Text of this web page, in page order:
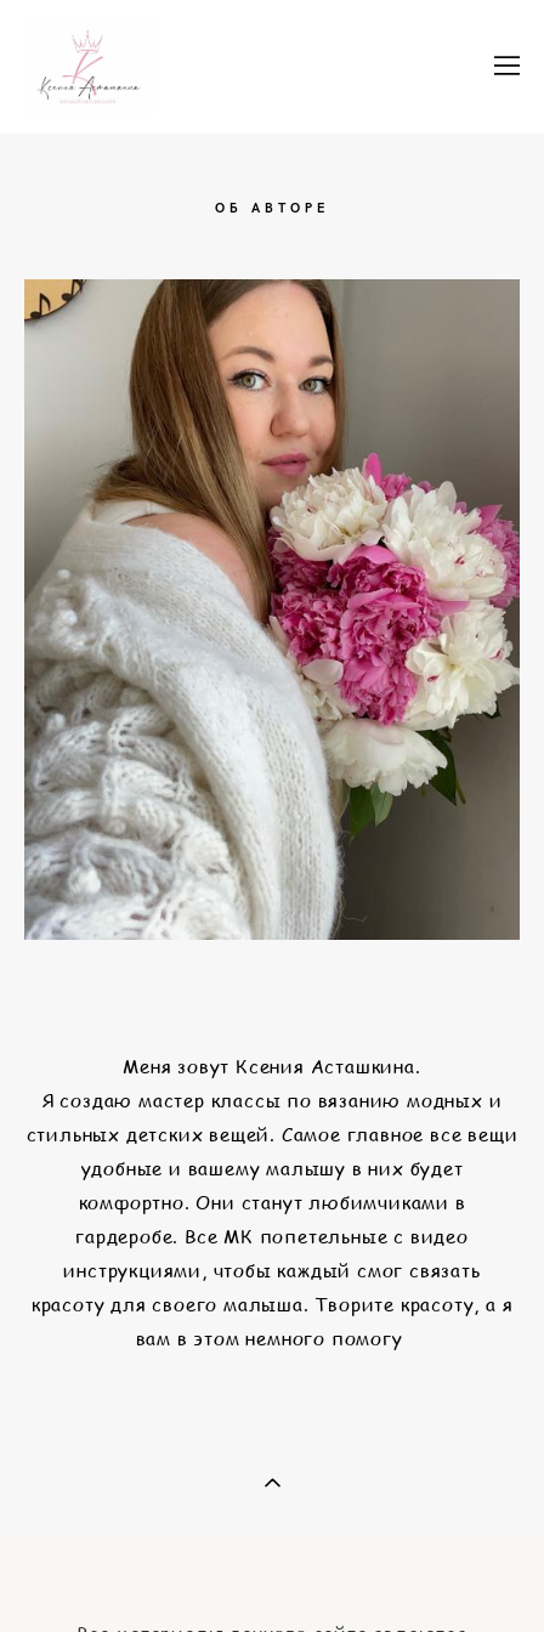
ОБ АВТОРЕ
Меня зовут Ксения Асташкина.
Я создаю мастер классы по вязанию модных и
стильных детских вещей. Самое главное все вещи
удобные и вашему малышу в них будет
комфортно. Они станут любимчиками в
гардеробе. Все МК попетельные с видео
инструкциями, чтобы каждый смог связать
красоту для своего малыша. Творите красоту, а я
вам в этом немного помогу